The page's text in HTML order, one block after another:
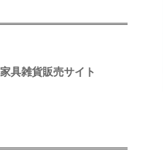
家具雑貨販売サイト